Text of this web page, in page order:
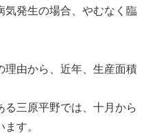
気発生の場合、やむなく臨
理由から、近年、生産面積
三原平野では、十月から
す。